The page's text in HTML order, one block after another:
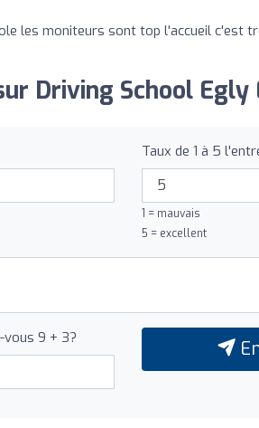
les moniteurs sont top l'accueil c'est
Driving School Egly
Taux de 1 à 5
1 = mauvais
5 = excellent
vous 9 + 3?